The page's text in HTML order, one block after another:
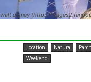
disney (http://
Location Natura
Weekend